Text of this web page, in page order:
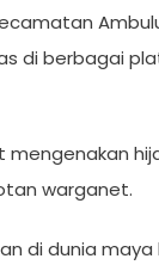
berbagai
mengenakan
warganet.
di dunia